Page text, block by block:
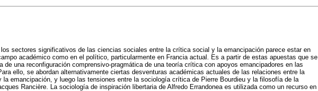
sectores significativos de las ciencias sociales entre la crítica social y la emancipación parece estar en
académico como en el político, particularmente en Francia actual. Es a partir de estas apuestas que se
de una reconfiguración comprensivo-pragmática de una teoría crítica con apoyos emancipadores en las
ello, se abordan alternativamente ciertas desventuras académicas actuales de las relaciones entre la
emancipación, y luego las tensiones entre la sociología crítica de Pierre Bourdieu y la filosofía de la
Rancière. La sociología de inspiración libertaria de Alfredo Errandonea es utilizada como un recurso en